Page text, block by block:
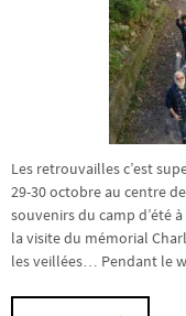
Les retrouvailles c’est
29-30 octobre au centre
souvenirs du camp d’été
la visite du mémorial
les veillées… Pendant le